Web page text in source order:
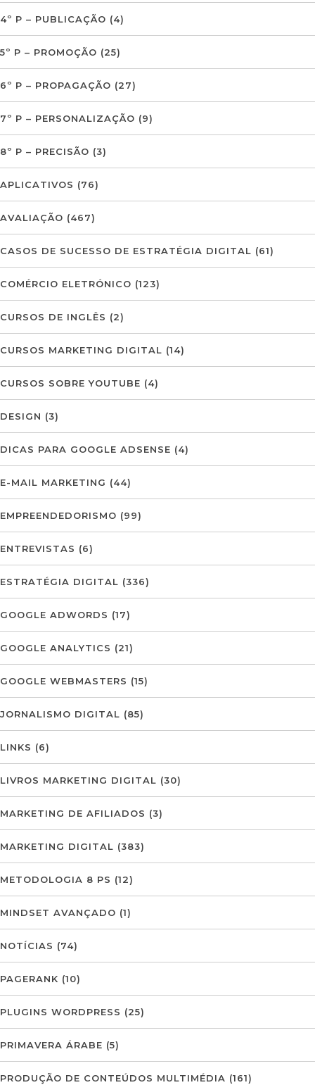
4º P – PUBLICAÇÃO (4)
5º P – PROMOÇÃO (25)
6º P – PROPAGAÇÃO (27)
7º P – PERSONALIZAÇÃO (9)
8º P – PRECISÃO (3)
APLICATIVOS (76)
AVALIAÇÃO (467)
CASOS DE SUCESSO DE ESTRATÉGIA DIGITAL (61)
COMÉRCIO ELETRÓNICO (123)
CURSOS DE INGLÊS (2)
CURSOS MARKETING DIGITAL (14)
CURSOS SOBRE YOUTUBE (4)
DESIGN (3)
DICAS PARA GOOGLE ADSENSE (4)
E-MAIL MARKETING (44)
EMPREENDEDORISMO (99)
ENTREVISTAS (6)
ESTRATÉGIA DIGITAL (336)
GOOGLE ADWORDS (17)
GOOGLE ANALYTICS (21)
GOOGLE WEBMASTERS (15)
JORNALISMO DIGITAL (85)
LINKS (6)
LIVROS MARKETING DIGITAL (30)
MARKETING DE AFILIADOS (3)
MARKETING DIGITAL (383)
METODOLOGIA 8 PS (12)
MINDSET AVANÇADO (1)
NOTÍCIAS (74)
PAGERANK (10)
PLUGINS WORDPRESS (25)
PRIMAVERA ÁRABE (5)
PRODUÇÃO DE CONTEÚDOS MULTIMÉDIA (161)